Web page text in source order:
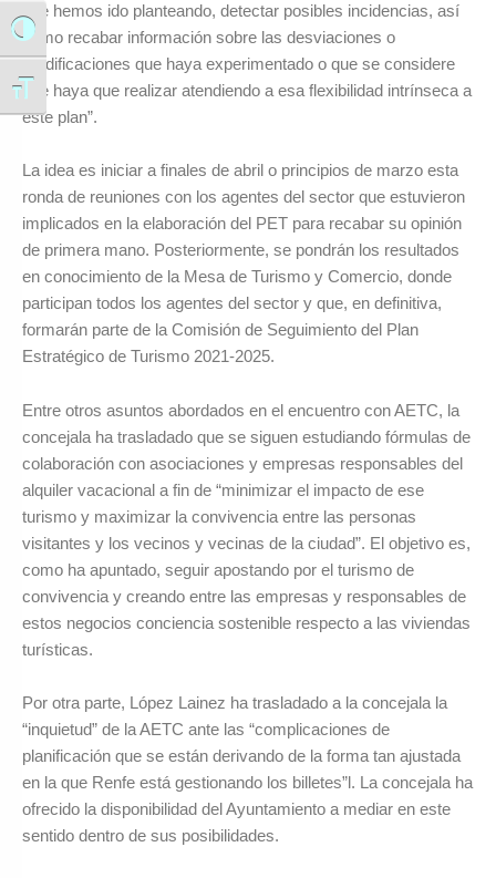
Alternar alto contraste
Alternar tamaño de letra
que hemos ido planteando, detectar posibles incidencias, así
como recabar información sobre las desviaciones o
modificaciones que haya experimentado o que se considere
que haya que realizar atendiendo a esa flexibilidad intrínseca a
este plan”.
La idea es iniciar a finales de abril o principios de marzo esta
ronda de reuniones con los agentes del sector que estuvieron
implicados en la elaboración del PET para recabar su opinión
de primera mano. Posteriormente, se pondrán los resultados
en conocimiento de la Mesa de Turismo y Comercio, donde
participan todos los agentes del sector y que, en definitiva,
formarán parte de la Comisión de Seguimiento del Plan
Estratégico de Turismo 2021-2025.
Entre otros asuntos abordados en el encuentro con AETC, la
concejala ha trasladado que se siguen estudiando fórmulas de
colaboración con asociaciones y empresas responsables del
alquiler vacacional a fin de “minimizar el impacto de ese
turismo y maximizar la convivencia entre las personas
visitantes y los vecinos y vecinas de la ciudad”. El objetivo es,
como ha apuntado, seguir apostando por el turismo de
convivencia y creando entre las empresas y responsables de
estos negocios conciencia sostenible respecto a las viviendas
turísticas.
Por otra parte, López Lainez ha trasladado a la concejala la
“inquietud” de la AETC ante las “complicaciones de
planificación que se están derivando de la forma tan ajustada
en la que Renfe está gestionando los billetes”l. La concejala ha
ofrecido la disponibilidad del Ayuntamiento a mediar en este
sentido dentro de sus posibilidades.